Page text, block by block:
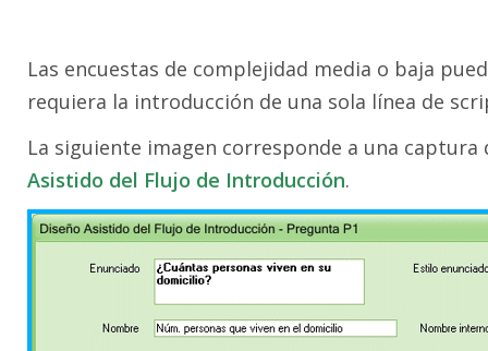
Las encuestas de complejidad media o baja
requiera la introducción de una sola línea de
La siguiente imagen corresponde a una
Asistido del Flujo de Introducción.